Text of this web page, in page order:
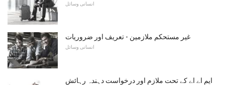
انسانی وسائل
غیر مستحکم ملازمین - تعریف اور ضروریات
انسانی وسائل
ایم اے اے کے تحت ملازم اور درخواست دہندہ رہائش